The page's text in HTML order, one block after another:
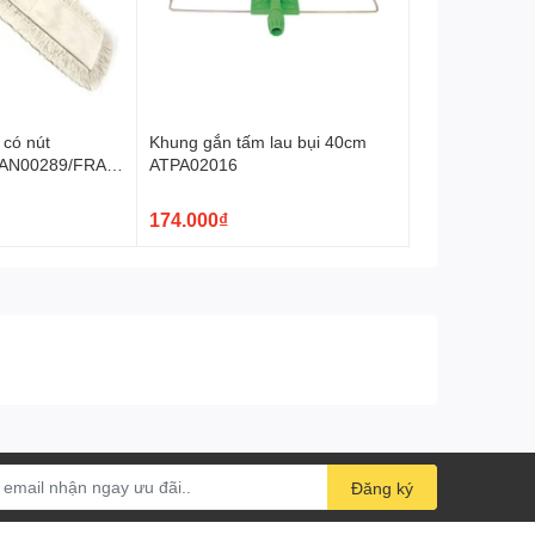
bẩn và vết bẩn mà không làm trầy xước bề mặt
nhiên trước khi cất giữ để đảm bảo độ bền của sản
nút
FRAN
Khung gắn tấm lau bụi 40cm
ATPA02016
174.000₫
Đăng ký